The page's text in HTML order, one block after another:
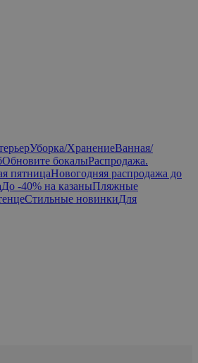
Уборка/ХранениеВанная/
Обновите бокалыРаспродажа.
пятницаНовогодняя распродажа до
До -40% на казаныПляжные
Стильные новинкиДля